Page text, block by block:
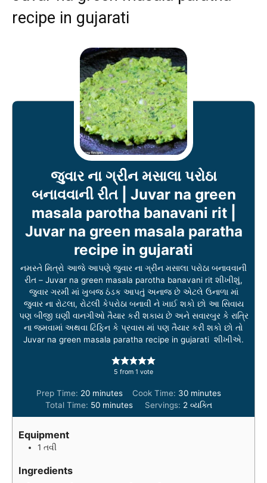
recipe in gujarati
જુવાર ના ગ્રીન મસાલા પરોઠા
બનાવવાની રીત | Juvar na green
masala parotha banavani rit |
Juvar na green masala paratha
recipe in gujarati
નમસ્તે મિત્રો આજે આપણે જુવાર ના ગ્રીન મસાલા પરોઠા બનાવવાની
રીત – Juvar na green masala parotha banavani rit શીખીશું,
જુવાર ગરમી માં ખુબજ ઠંડક આપતું અનાજ છે એટલે ઉનાળા માં
જુવાર ના રોટલા, રોટલી કેપરોઠા બનાવી ને ખાઈ શકો છો આ સિવાય
પણ બીજી ઘણી વાનગીઓ તૈયાર કરી શકાય છે અને સવારબુર કે રાત્રિ
ના જમવામાં અથવા ટિફિન કે પ્રવાસ માં પણ તૈયાર કરી શકો છો તો
Juvar na green masala paratha recipe in gujarati શીખીએ.
5 from 1 vote
Prep Time: 20m
n
minutes Cook Time: 30m
n
minutes
Total Time: 50m
i
minutes Servings: 2 વ્યક્તિ
Equipment
1 તવી
Ingredients